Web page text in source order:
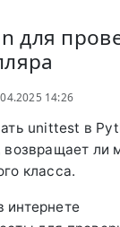
для
14:26
unittest в
возвращает ли
класса.